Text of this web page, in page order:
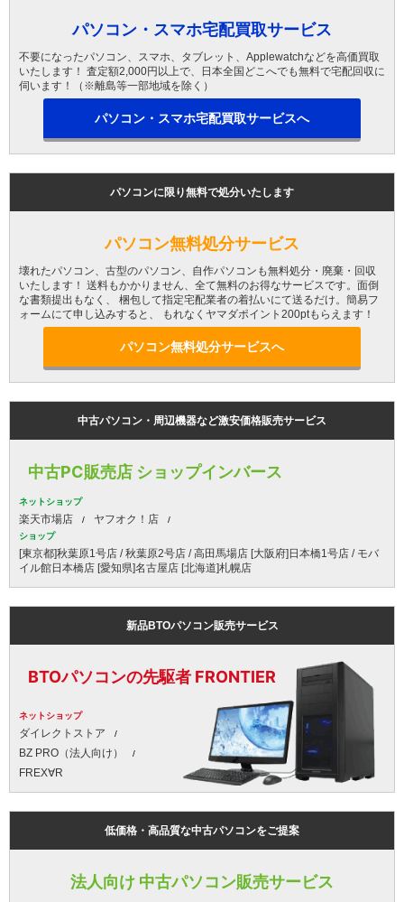
パソコン・スマホ宅配買取サービス
不要になったパソコン、スマホ、タブレット、Applewatchなどを高価買取
いたします！ 査定額2,000円以上で、日本全国どこへでも無料で宅配回収に
伺います！（※離島等一部地域を除く）
パソコン・スマホ宅配買取サービスへ
パソコンに限り無料で処分いたします
パソコン無料処分サービス
壊れたパソコン、古型のパソコン、自作パソコンも無料処分・廃棄・回収
いたします！ 送料もかかりません、全て無料のお得なサービスです。面倒
な書類提出もなく、 梱包して指定宅配業者の着払いにて送るだけ。簡易フ
ォームにて申し込みすると、 もれなくヤマダポイント200ptもらえます！
パソコン無料処分サービスへ
中古パソコン・周辺機器など激安価格販売サービス
中古PC販売店 ショップインバース
ネットショップ
楽天市場店 ヤフオク！店
ショップ
[東京都]秋葉原1号店 / 秋葉原2号店 / 高田馬場店 [大阪府]日本橋1号店 / モバ
イル館日本橋店 [愛知県]名古屋店 [北海道]札幌店
新品BTOパソコン販売サービス
BTOパソコンの先駆者 FRONTIER
ネットショップ
ダイレクトストア
BZ PRO（法人向け）
FREX∀R
低価格・高品質な中古パソコンをご提案
法人向け 中古パソコン販売サービス